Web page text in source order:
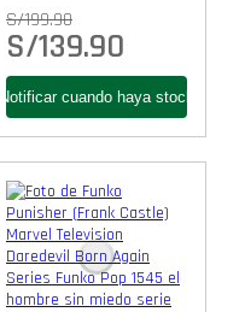
S/199.90
S/139.90